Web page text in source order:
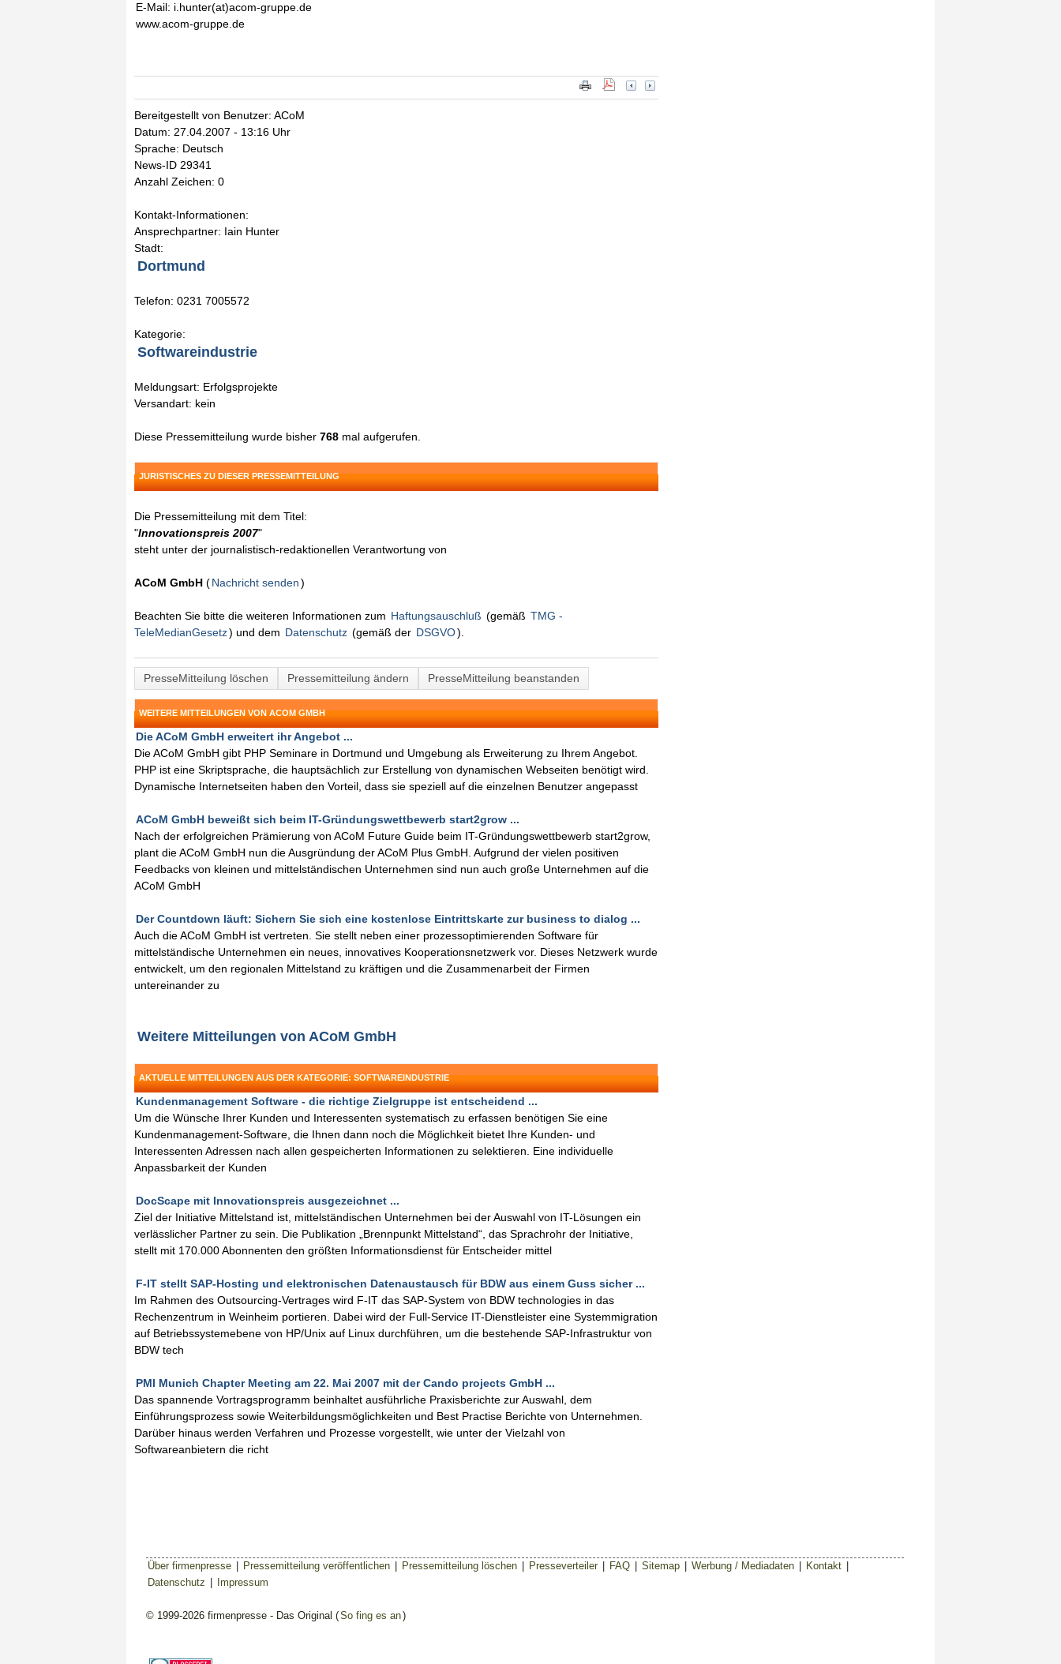
E-Mail: i.hunter(at)acom-gruppe.de
www.acom-gruppe.de
Bereitgestellt von Benutzer: ACoM
Datum: 27.04.2007 - 13:16 Uhr
Sprache: Deutsch
News-ID 29341
Anzahl Zeichen: 0
Kontakt-Informationen:
Ansprechpartner: Iain Hunter
Stadt:
Dortmund
Telefon: 0231 7005572
Kategorie:
Softwareindustrie
Meldungsart: Erfolgsprojekte
Versandart: kein
Diese Pressemitteilung wurde bisher 768 mal aufgerufen.
JURISTISCHES ZU DIESER PRESSEMITTEILUNG
Die Pressemitteilung mit dem Titel:
"Innovationspreis 2007"
steht unter der journalistisch-redaktionellen Verantwortung von
ACoM GmbH (Nachricht senden)
Beachten Sie bitte die weiteren Informationen zum Haftungsauschluß (gemäß TMG -
TeleMedianGesetz) und dem Datenschutz (gemäß der DSGVO).
PresseMitteilung löschen Pressemitteilung ändern PresseMitteilung beanstanden
WEITERE MITTEILUNGEN VON ACOM GMBH
Die ACoM GmbH erweitert ihr Angebot ...
Die ACoM GmbH gibt PHP Seminare in Dortmund und Umgebung als Erweiterung zu Ihrem Angebot.
PHP ist eine Skriptsprache, die hauptsächlich zur Erstellung von dynamischen Webseiten benötigt wird.
Dynamische Internetseiten haben den Vorteil, dass sie speziell auf die einzelnen Benutzer angepasst
ACoM GmbH beweißt sich beim IT-Gründungswettbewerb start2grow ...
Nach der erfolgreichen Prämierung von ACoM Future Guide beim IT-Gründungswettbewerb start2grow,
plant die ACoM GmbH nun die Ausgründung der ACoM Plus GmbH. Aufgrund der vielen positiven
Feedbacks von kleinen und mittelständischen Unternehmen sind nun auch große Unternehmen auf die
ACoM GmbH
Der Countdown läuft: Sichern Sie sich eine kostenlose Eintrittskarte zur business to dialog ...
Auch die ACoM GmbH ist vertreten. Sie stellt neben einer prozessoptimierenden Software für
mittelständische Unternehmen ein neues, innovatives Kooperationsnetzwerk vor. Dieses Netzwerk wurde
entwickelt, um den regionalen Mittelstand zu kräftigen und die Zusammenarbeit der Firmen
untereinander zu
Weitere Mitteilungen von ACoM GmbH
AKTUELLE MITTEILUNGEN AUS DER KATEGORIE: SOFTWAREINDUSTRIE
Kundenmanagement Software - die richtige Zielgruppe ist entscheidend ...
Um die Wünsche Ihrer Kunden und Interessenten systematisch zu erfassen benötigen Sie eine
Kundenmanagement-Software, die Ihnen dann noch die Möglichkeit bietet Ihre Kunden- und
Interessenten Adressen nach allen gespeicherten Informationen zu selektieren. Eine individuelle
Anpassbarkeit der Kunden
DocScape mit Innovationspreis ausgezeichnet ...
Ziel der Initiative Mittelstand ist, mittelständischen Unternehmen bei der Auswahl von IT-Lösungen ein
verlässlicher Partner zu sein. Die Publikation „Brennpunkt Mittelstand“, das Sprachrohr der Initiative,
stellt mit 170.000 Abonnenten den größten Informationsdienst für Entscheider mittel
F-IT stellt SAP-Hosting und elektronischen Datenaustausch für BDW aus einem Guss sicher ...
Im Rahmen des Outsourcing-Vertrages wird F-IT das SAP-System von BDW technologies in das
Rechenzentrum in Weinheim portieren. Dabei wird der Full-Service IT-Dienstleister eine Systemmigration
auf Betriebssystemebene von HP/Unix auf Linux durchführen, um die bestehende SAP-Infrastruktur von
BDW tech
PMI Munich Chapter Meeting am 22. Mai 2007 mit der Cando projects GmbH ...
Das spannende Vortragsprogramm beinhaltet ausführliche Praxisberichte zur Auswahl, dem
Einführungsprozess sowie Weiterbildungsmöglichkeiten und Best Practise Berichte von Unternehmen.
Darüber hinaus werden Verfahren und Prozesse vorgestellt, wie unter der Vielzahl von
Softwareanbietern die richt
Über firmenpresse Pressemitteilung veröffentlichen Pressemitteilung löschen Presseverteiler FAQ Sitemap Werbung / Mediadaten Kontakt
Datenschutz
Impressum
© 1999-2026 firmenpresse - Das Original (So fing es an)